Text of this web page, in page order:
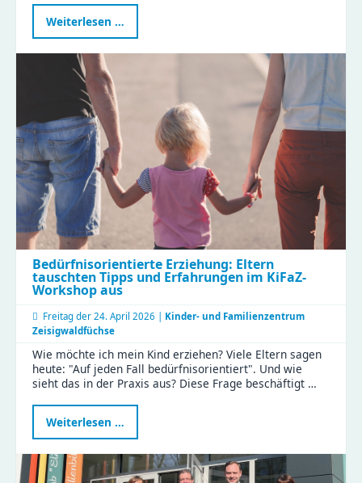
Weiterlesen …
„Nachhaltigkeit
–
Bedürfnisorientierte Erziehung: Eltern
tauschten Tipps und Erfahrungen im KiFaZ-
Workshop aus
Freitag der 24. April 2026 | Kinder- und Familienzentrum
Zeisigwaldfüchse
Wie möchte ich mein Kind erziehen? Viele Eltern sagen
heute: "Auf jeden Fall bedürfnisorientiert". Und wie
sieht das in der Praxis aus? Diese Frage beschäftigt …
Weiterlesen …
Erziehung:
tauschten
Tipps